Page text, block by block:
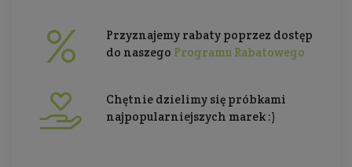
Przyznajemy rabaty poprzez dostęp
do naszego Programu Rabatowego
Chętnie dzielimy się próbkami
najpopularniejszych marek :)